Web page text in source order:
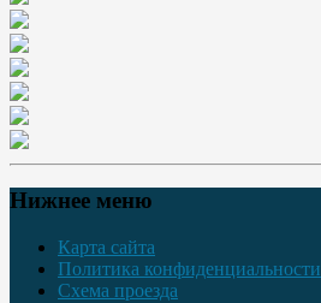
Нижнее меню
Карта сайта
Политика конфиденциальности
Схема проезда